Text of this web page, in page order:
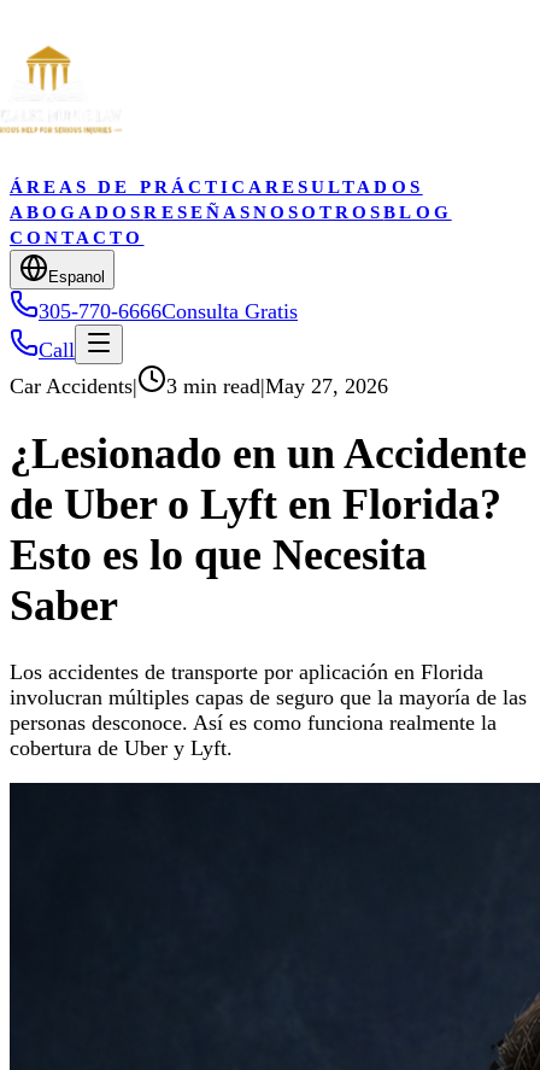
ÁREAS DE PRÁCTICARESULTADOS
ABOGADOSRESEÑASNOSOTROSBLOG
CONTACTO
Espanol
305-770-6666Consulta Gratis
Call
Car Accidents| 3 min read|May 27, 2026
¿Lesionado en un Accidente
de Uber o Lyft en Florida?
Esto es lo que Necesita
Saber
Los accidentes de transporte por aplicación en Florida
involucran múltiples capas de seguro que la mayoría de las
personas desconoce. Así es como funciona realmente la
cobertura de Uber y Lyft.